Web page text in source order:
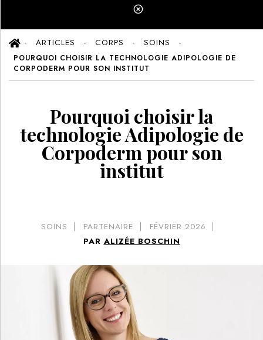
ARTICLES CORPS SOINS
POURQUOI CHOISIR LA TECHNOLOGIE ADIPOLOGIE DE
CORPODERM POUR SON INSTITUT
Pourquoi choisir la
technologie Adipologie de
Corpoderm pour son
institut
SOINS PARTENAIRE
FÉVRIER 2026
PAR ALIZÉE BOSCHIN